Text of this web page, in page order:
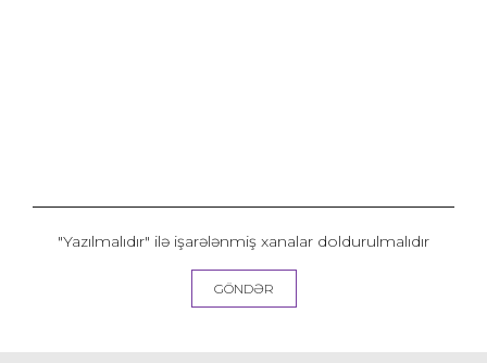
"Yazılmalıdır" ilə işarələnmiş xanalar doldurulmalıdır